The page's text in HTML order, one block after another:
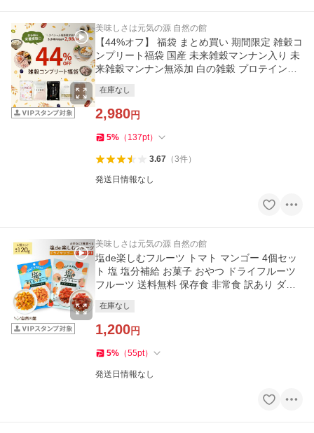
美味しさは元気の源 自然の館
【44%オフ】 福袋 まとめ買い 期間限定 雑穀コ
ンプリート福袋 国産 未来雑穀マンナン入り 未
来雑穀マンナン無添加 白の雑穀 プロテイン雑
在庫なし
2,980円
5% （ 137pt）
3.67（3件）
発送日情報なし
美味しさは元気の源 自然の館
塩de楽しむフルーツ トマト マンゴー 4個セッ
ト 塩 塩分補給 お菓子 おやつ ドライフルーツ
フルーツ 送料無料 保存食 非常食 訳あり ダイ
在庫なし
1,200円
5% （55pt）
発送日情報なし